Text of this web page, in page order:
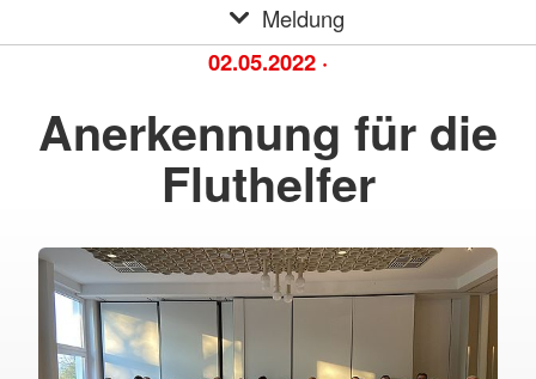
Meldung
02.05.2022 ·
Anerkennung für die
Fluthelfer